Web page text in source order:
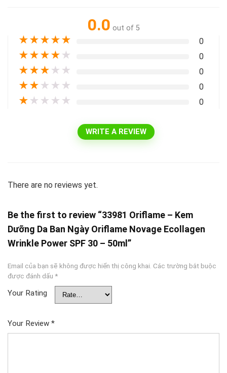
0.0 out of 5
★★★★★ 0
★★★★ ★ 0
★★★ ★ ★ 0
★★ ★ ★ ★ 0
★ ★ ★ ★ ★ 0
WRITE A REVIEW
There are no reviews yet.
Be the first to review “33981 Oriflame – Kem
Dưỡng Da Ban Ngày Oriflame Novage Ecollagen
Wrinkle Power SPF 30 – 50ml”
Email của bạn sẽ không được hiển thị công khai. Các trường bắt buộc
được đánh dấu *
Your Rating
Your Review *